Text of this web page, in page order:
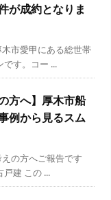
が成約となりま
市愛甲にある総世帯
す。コー ...
方へ】厚木市船
例から見るスム
の方へご報告です
戸建 この ...